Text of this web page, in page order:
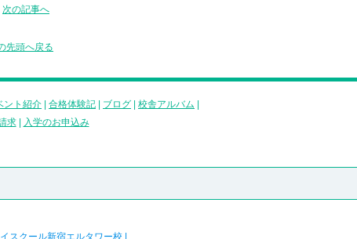
次の記事へ
先頭へ戻る
ント紹介 合格体験記 ブログ 校舎アルバム
求|
入学のお申込み
スクール新宿エルタワー校